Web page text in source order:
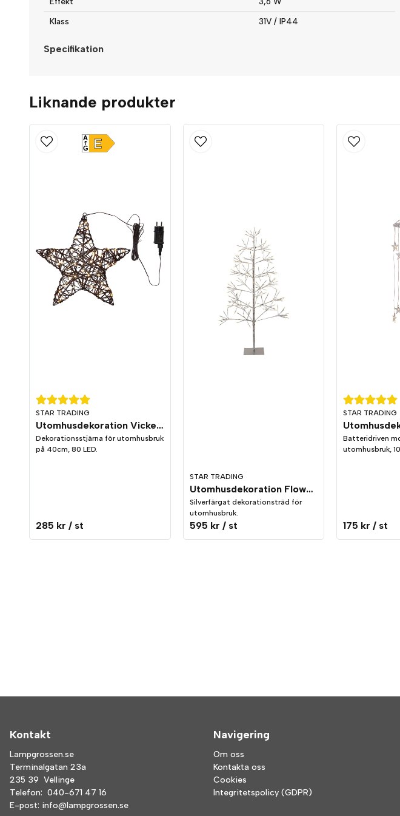
Klass 31V / IP44
Specifikation
Liknande produkter
STAR TRADING
Utomhusdekoration Vicke Star 40cm
Dekorationsstjärna för utomhusbruk
på 40cm, 80 LED.
285 kr / st
E
A
G
STAR TRADING
Utomhusdekoration Flower Tree 120cm
Silverfärgat dekorationsträd för
utomhusbruk.
595 kr / st
STAR TRADING
Batteridriven
utomhusbruk, 10
175 kr / st
Kontakt
Lampgrossen.se
Terminalgatan 23a
235 39 Vellinge
Telefon: 040-671 47 16
E-post: info@lampgrossen.se
Navigering
Om oss
Kontakta oss
Cookies
Integritetspolicy (GDPR)